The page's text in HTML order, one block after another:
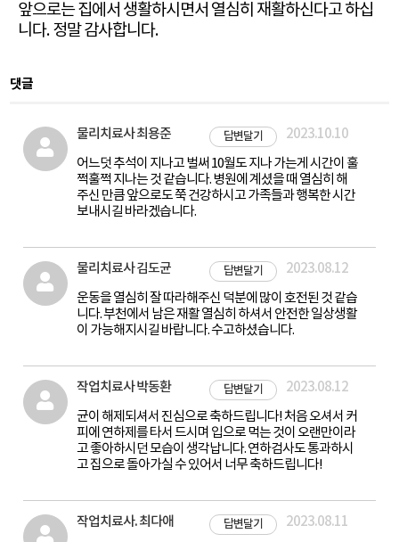
앞으로는 집에서 생활하시면서 열심히 재활하신다고 하십
니다. 정말 감사합니다.
댓글
물리치료사 최용준 2023.10.10
답변달기
어느덧 추석이 지나고 벌써 10월도 지나 가는게 시간이 훌
쩍훌쩍 지나는 것 같습니다. 병원에 계셨을 때 열심히 해
주신 만큼 앞으로도 쭉 건강하시고 가족들과 행복한 시간
보내시길 바라겠습니다.
물리치료사 김도균 2023.08.12
답변달기
운동을 열심히 잘 따라해주신 덕분에 많이 호전된 것 같습
니다. 부천에서 남은 재활 열심히 하셔서 안전한 일상생활
이 가능해지시길 바랍니다. 수고하셨습니다.
작업치료사 박동환 2023.08.12
답변달기
균이 해제되셔서 진심으로 축하드립니다! 처음 오셔서 커
피에 연하제를 타서 드시며 입으로 먹는 것이 오랜만이라
고 좋아하시던 모습이 생각납니다. 연하검사도 통과하시
고 집으로 돌아가실 수 있어서 너무 축하드립니다!
작업치료사. 최다애 2023.08.11
답변달기